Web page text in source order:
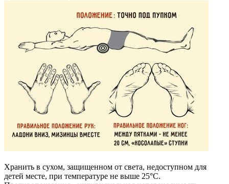
Хранить в сухом, защищенном от света, недоступном для
детей месте, при температуре не выше 25°С.